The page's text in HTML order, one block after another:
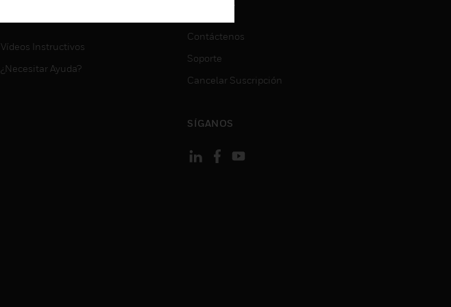
Vídeos Instructivos
¿Necesitar Ayuda?
CONTACT
Contáctenos
Soporte
Cancelar Suscripción
SÍGANOS